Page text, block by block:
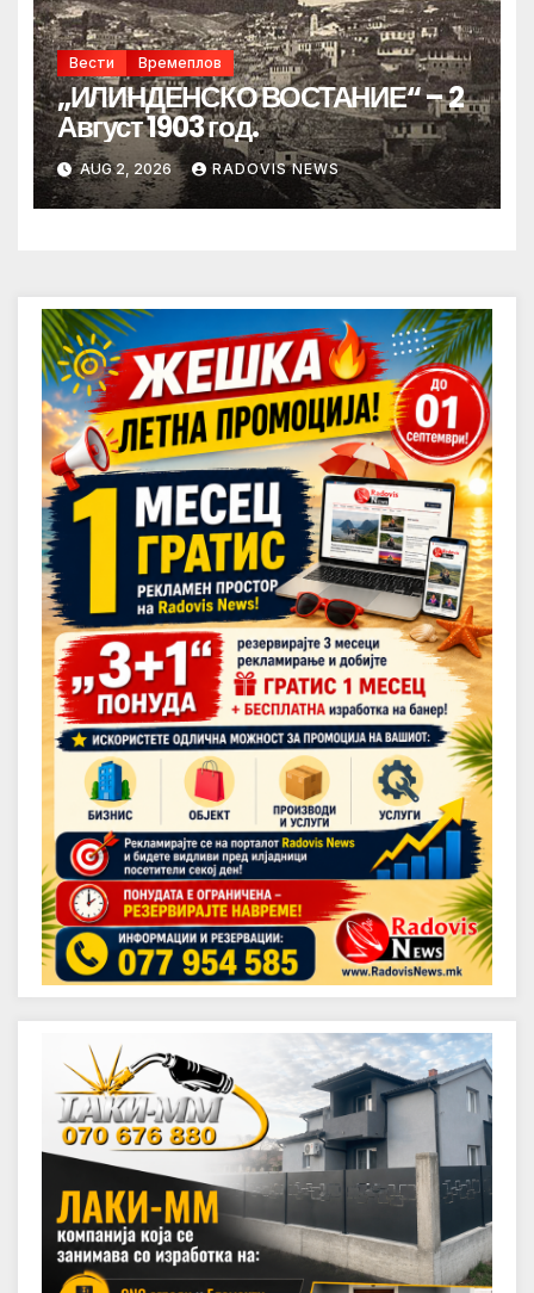
Вести Времеплов
„ИЛИНДЕНСКО ВОСТАНИЕ“ – 2
Август 1903 год.
AUG 2, 2026 RADOVIS NEWS